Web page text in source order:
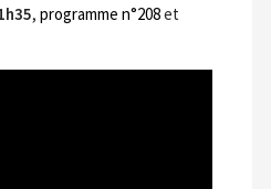
, programme n°208et